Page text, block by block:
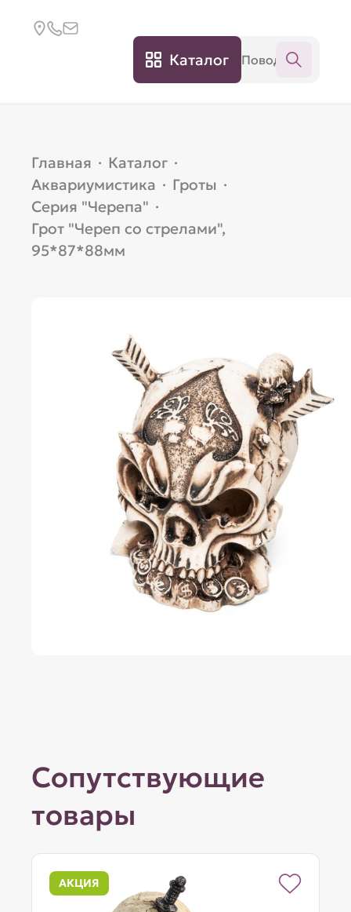
Каталог
Главная · Каталог ·
Аквариумистика · Гроты ·
Серия "Черепа" ·
Грот "Череп со стрелами",
95*87*88мм
Сопутствующие
товары
АКЦИЯ